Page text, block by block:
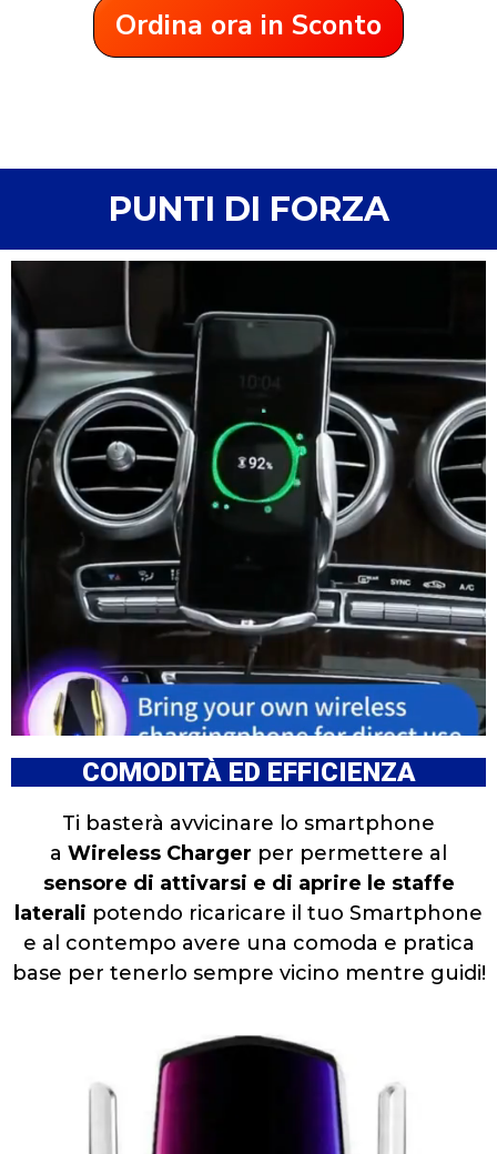
Ordina ora in Sconto
PUNTI DI FORZA
COMODITÀ ED EFFICIENZA
Ti basterà avvicinare lo smartphone
a Wireless Charger per permettere al
sensore di attivarsi e di aprire le staffe
laterali potendo ricaricare il tuo Smartphone
e al contempo avere una comoda e pratica
base per tenerlo sempre vicino mentre guidi!